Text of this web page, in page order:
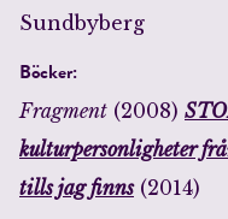
Sundbyberg
Böcker:
Fragment (2008)
kulturpersonligheter
tills jag finns(2014)